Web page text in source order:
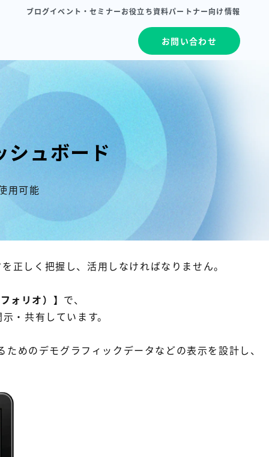
ブログイベント・セミナーお役立ち資料パートナー向け情報
お問い合わせ
ュボード
用可能
正しく把握し、活用しなければなりません。
ォリオ）】 で、
・共有しています。
めのデモグラフィックデータなどの表示を設計し、